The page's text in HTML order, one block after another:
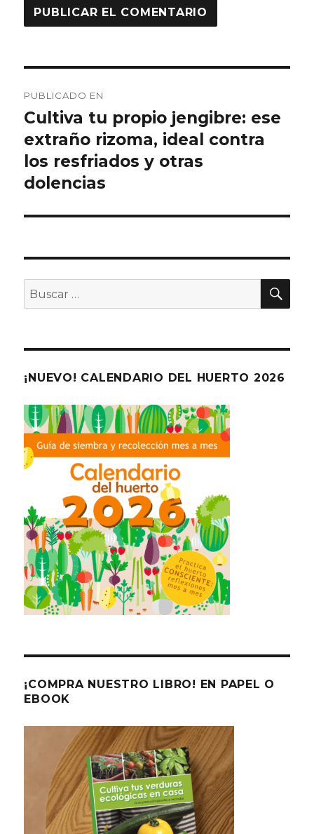
de
entradas
PUBLICADO EN
Cultiva tu propio jengibre: ese
extraño rizoma, ideal contra
los resfriados y otras
dolencias
Buscar
por:
¡NUEVO! CALENDARIO DEL HUERTO 2026
¡COMPRA NUESTRO LIBRO! EN PAPEL O
EBOOK